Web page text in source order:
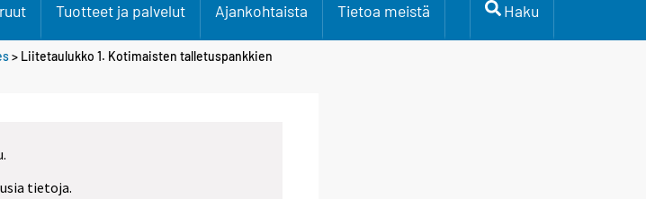
Tuotteet ja palvelut Ajankohtaista Tietoa meistä Haku
> Liitetaulukko 1. Kotimaisten talletuspankkien
tietoja.